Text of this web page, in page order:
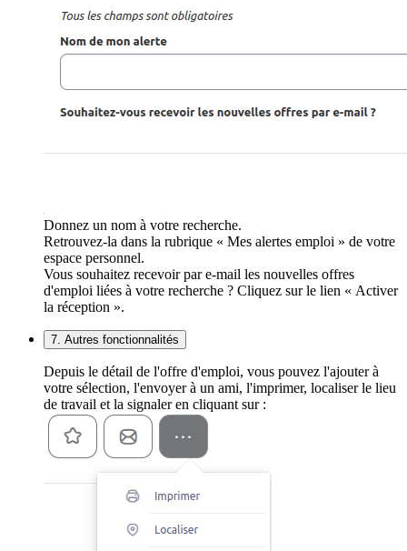
Donnez un nom à votre recherche.
Retrouvez-la dans la rubrique « Mes alertes emploi » de votre
espace personnel.
Vous souhaitez recevoir par e-mail les nouvelles offres
d'emploi liées à votre recherche ? Cliquez sur le lien « Activer
la réception ».
7. Autres fonctionnalités
Depuis le détail de l'offre d'emploi, vous pouvez l'ajouter à
votre sélection, l'envoyer à un ami, l'imprimer, localiser le lieu
de travail et la signaler en cliquant sur :